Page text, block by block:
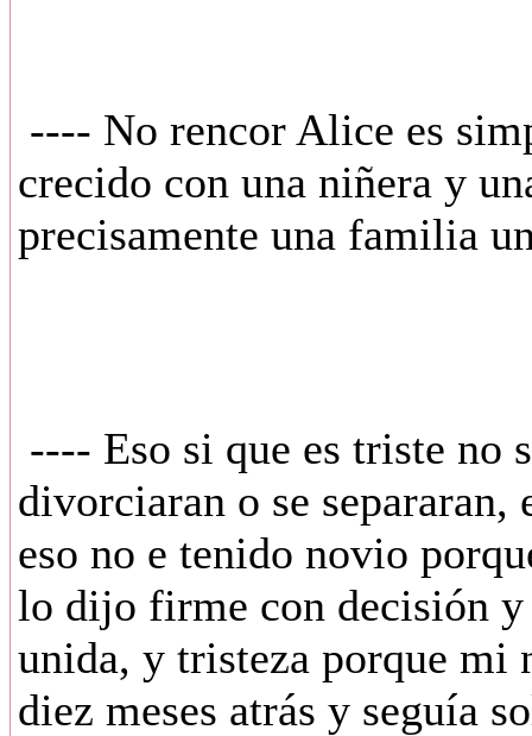
---- No rencor Alice es
crecido con una niñera y
precisamente una familia
---- Eso si que es triste no
divorciaran o se
eso no e tenido novio
lo dijo firme con decisión
unida, y tristeza porque mi
diez meses atrás y seguía